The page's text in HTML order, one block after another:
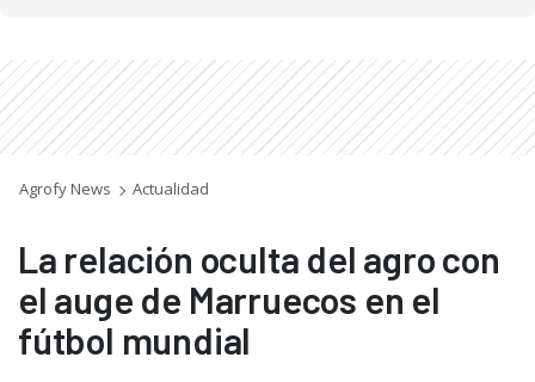
Agrofy News Actualidad
La relación oculta del agro con
el auge de Marruecos en el
fútbol mundial